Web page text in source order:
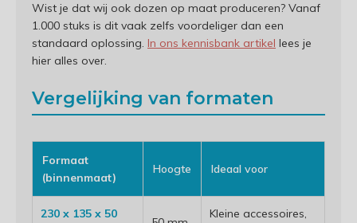
Wist je dat wij ook dozen op maat produceren? Vanaf
1.000 stuks is dit vaak zelfs voordeliger dan een
standaard oplossing. In ons kennisbank artikel lees je
hier alles over.
Vergelijking van formaten
Formaat
(binnenmaat)
Hoogte Ideaal voor
230 x 135 x 50 Kleine accessoires,